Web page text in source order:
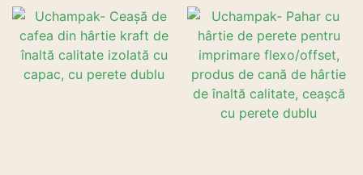
folosință ceașcă de
cafea cu perete dublu